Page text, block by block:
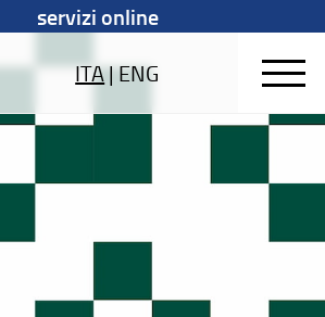
servizi online
ITA|ENG